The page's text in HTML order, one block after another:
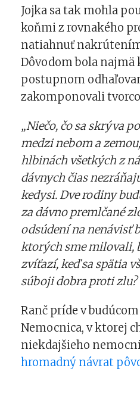
Jojka sa tak mohla
koňmi z rovnakého
natiahnuť nakrútením
Dôvodom bola najmä
postupnom
zakomponovali
„Niečo, čo sa skrýva
medzi nebom a
hlbinách všetkých z
dávnych čias
kedysi. Dve rodiny
za dávno premlčané
odsúdení na nenávisť
ktorých sme milovali,
zvíťazí, keď sa spätia
súboji dobra proti
Ranč príde v
Nemocnica, v ktorej
niekdajšieho
hromadný návrat